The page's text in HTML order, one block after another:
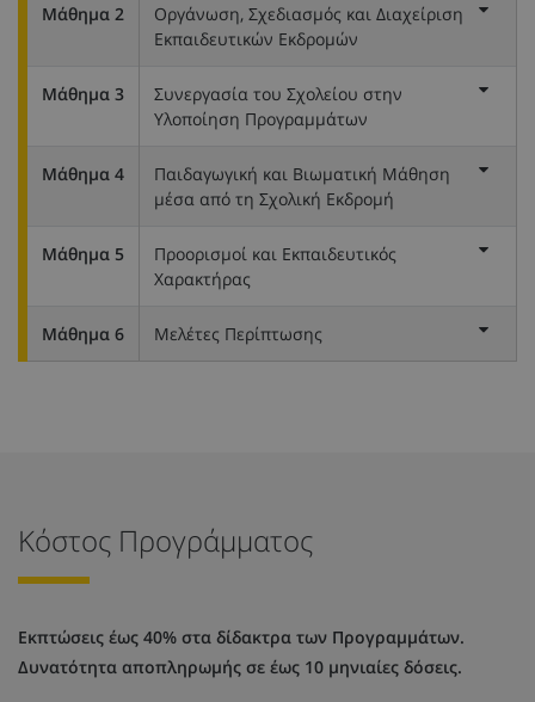
Μάθημα 2
Οργάνωση, Σχεδιασμός και Διαχείριση
Εκπαιδευτικών Εκδρομών
Μάθημα 3
Συνεργασία του Σχολείου στην
Υλοποίηση Προγραμμάτων
Μάθημα 4
Παιδαγωγική και Βιωματική Μάθηση
μέσα από τη Σχολική Εκδρομή
Μάθημα 5
Προορισμοί και Εκπαιδευτικός
Χαρακτήρας
Μάθημα 6 Μελέτες Περίπτωσης
Κόστος Προγράμματος
Εκπτώσεις έως 40% στα δίδακτρα των Προγραμμάτων.
Δυνατότητα αποπληρωμής σε έως 10 μηνιαίες δόσεις.